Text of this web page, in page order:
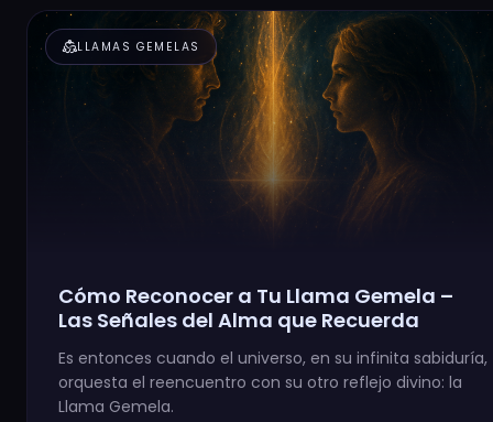
diversity_2LLAMAS GEMELAS
Cómo Reconocer a Tu Llama Gemela –
Las Señales del Alma que Recuerda
Es entonces cuando el universo, en su infinita sabiduría,
orquesta el reencuentro con su otro reflejo divino: la
Llama Gemela.